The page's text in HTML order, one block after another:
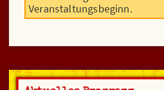
Veranstaltungsbeginn.